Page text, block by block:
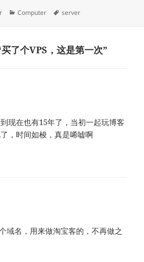
Categories
Computer Tags
server
了个VPS，这是第一次”
现在也有15年了，当初一起玩博客
，时间如梭，真是唏嘘啊
域名，用来做淘宝客的，不再做之